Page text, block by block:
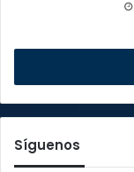
Síguenos